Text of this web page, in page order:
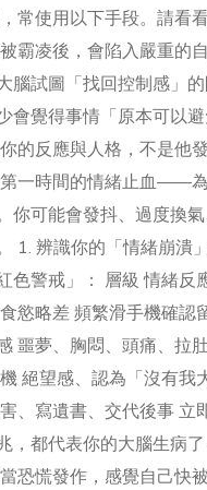
常使用以下手段。請
霸凌後，會陷入嚴重的
腦試圖「找回控制感」
會覺得事情「原本可以
的反應與人格，不是他
一時間的情緒止血——
你可能會發抖、過度換
1. 辨識你的「情緒崩
色警戒」： 層級 情緒
慾略差 頻繁滑手機確
噩夢、胸悶、頭痛、拉
絕望感、認為「沒有
、寫遺書、交代後事
，都代表你的大腦生病
恐慌發作，感覺自己快